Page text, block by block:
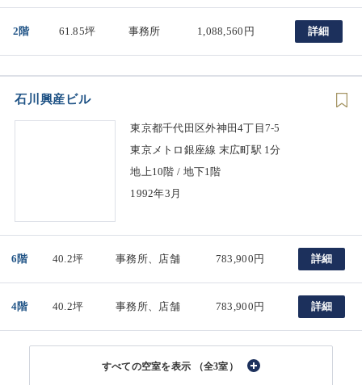
2階 61.85坪 事務所 1,088,560円 詳細
石川興産ビル
東京都千代田区外神田4丁目7-5
東京メトロ銀座線 末広町駅 1分
地上10階 / 地下1階
1992年3月
6階 40.2坪 事務所、店舗 783,900円 詳細
4階 40.2坪 事務所、店舗 783,900円 詳細
（全3室）